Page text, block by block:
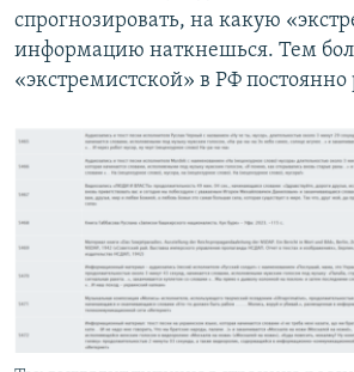
спрогнозировать, на какую
информацию наткнешься. Тем
«экстремистской» в РФ